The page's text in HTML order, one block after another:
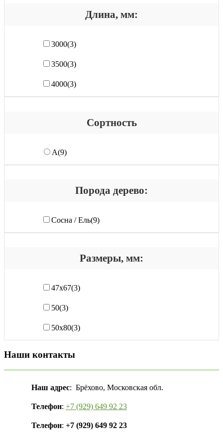
Длина, мм:
3000(3)
3500(3)
4000(3)
Сортность
А(9)
Порода дерево:
Сосна / Ель(9)
Размеры, мм:
47х67(3)
50(3)
50х80(3)
Наши контакты
Наш адрес: Брёхово, Московская обл.
Телефон: +7 (929) 649 92 23
Телефон: +7 (929) 649 92 23